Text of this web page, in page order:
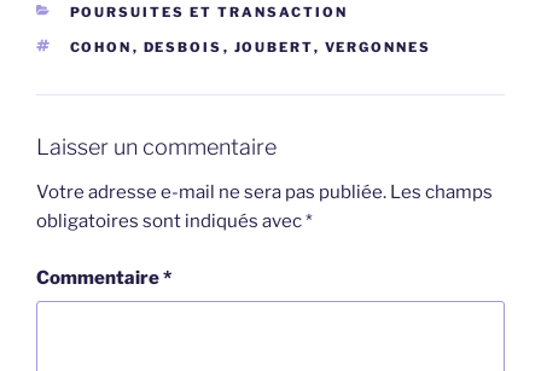
CATÉGORIES
POURSUITES ET TRANSACTION
ÉTIQUETTES
COHON , DESBOIS , JOUBERT, VERGONNES
Laisser un commentaire
Votre adresse e-mail ne sera pas publiée. Les champs
obligatoires sont indiqués avec*
Commentaire*